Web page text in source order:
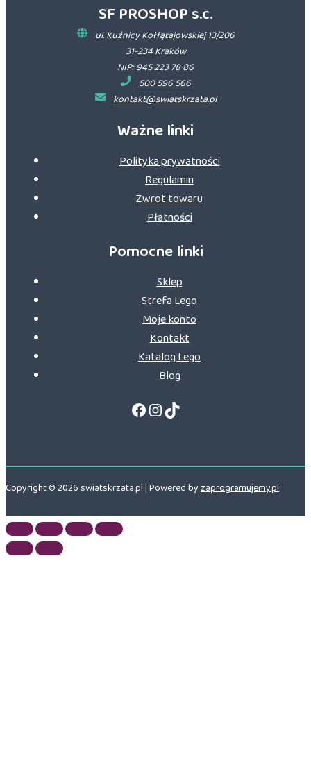
SF PROSHOP s.c.
ul. Kuźnicy Kołłątajowskiej 13/206
31-234 Kraków
NIP: 945 223 78 86
500 596 566
kontakt@swiatskrzata.pl
Ważne linki
Polityka prywatności
Regulamin
Zwrot towaru
Płatności
Pomocne linki
Sklep
Strefa Lego
Moje konto
Kontakt
Katalog Lego
Blog
Facebook
Instagram
TikTok
Copyright © 2026 swiatskrzata.pl | Powered byzaprogramujemy.pl